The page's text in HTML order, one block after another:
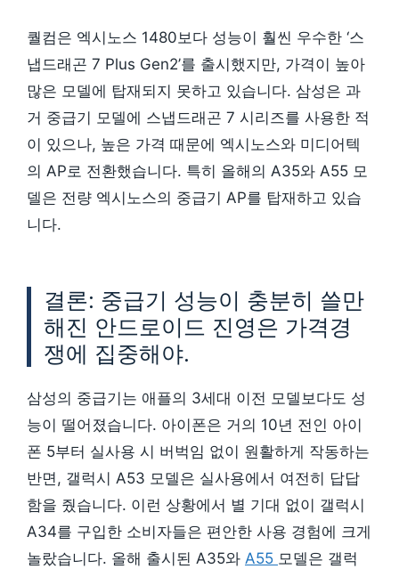
퀄컴은 엑시노스 1480보다 성능이 훨씬 우수한 ‘스
냅드래곤 7 Plus Gen2’를 출시했지만, 가격이 높아
많은 모델에 탑재되지 못하고 있습니다. 삼성은 과
거 중급기 모델에 스냅드래곤 7 시리즈를 사용한 적
이 있으나, 높은 가격 때문에 엑시노스와 미디어텍
의 AP로 전환했습니다. 특히 올해의 A35와 A55 모
델은 전량 엑시노스의 중급기 AP를 탑재하고 있습
니다.
결론: 중급기 성능이 충분히 쓸만
해진 안드로이드 진영은 가격경
쟁에 집중해야.
삼성의 중급기는 애플의 3세대 이전 모델보다도 성
능이 떨어졌습니다. 아이폰은 거의 10년 전인 아이
폰 5부터 실사용 시 버벅임 없이 원활하게 작동하는
반면, 갤럭시 A53 모델은 실사용에서 여전히 답답
함을 줬습니다. 이런 상황에서 별 기대 없이 갤럭시
A34를 구입한 소비자들은 편안한 사용 경험에 크게
놀랐습니다. 올해 출시된 A35와 A55 모델은 갤럭